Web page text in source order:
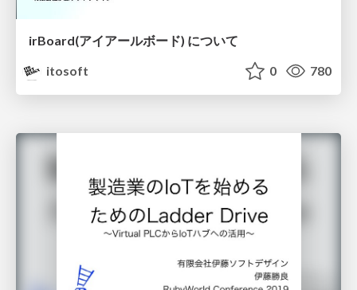
irBoard(アイアールボード) について
itosoft
0 780